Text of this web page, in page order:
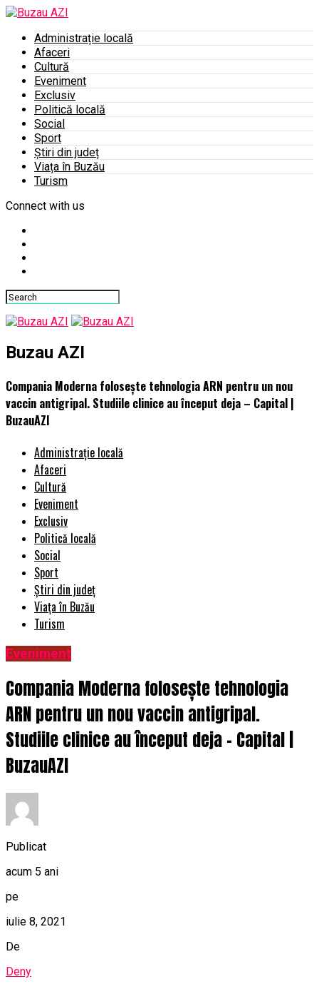
Administrație locală
Afaceri
Cultură
Eveniment
Exclusiv
Politică locală
Social
Sport
Știri din județ
Viața în Buzău
Turism
Connect with us
Buzau AZI
Compania Moderna folosește tehnologia ARN pentru un nou
vaccin antigripal. Studiile clinice au început deja – Capital |
BuzauAZI
Administrație locală
Afaceri
Cultură
Eveniment
Exclusiv
Politică locală
Social
Sport
Știri din județ
Viața în Buzău
Turism
Eveniment
Compania Moderna folosește tehnologia
ARN pentru un nou vaccin antigripal.
Studiile clinice au început deja – Capital |
BuzauAZI
Publicat
acum 5 ani
pe
iulie 8, 2021
De
Deny